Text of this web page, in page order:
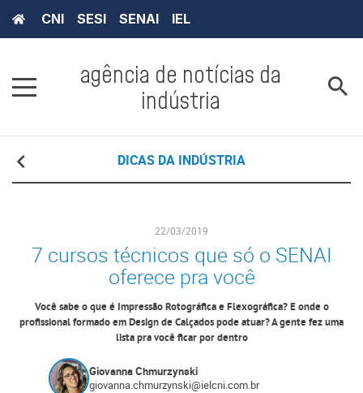
CNI SESI SENAI IEL
agência de notícias da
indústria
DICAS DA INDÚSTRIA
22/03/2019
7 cursos técnicos que só o SENAI
oferece pra você
Você sabe o que é Impressão Rotográfica e Flexográfica? E onde o
profissional formado em Design de Calçados pode atuar? A gente fez uma
lista pra você ficar por dentro
Giovanna Chmurzynski
giovanna.chmurzynski@ielcni.com.br